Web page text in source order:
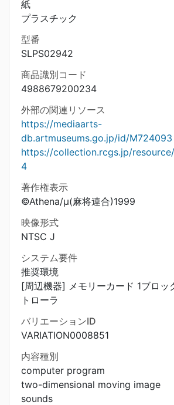
紙
プラスチック
型番
SLPS02942
商品識別コード
4988679200234
外部の関連リソース
https://mediaarts-
db.artmuseums.go.jp/id/M724093
https://collection.rcgs.jp/
4
著作権表示
©Athena/μ(麻将連合)1999
映像形式
NTSC J
システム要件
推奨環境
[周辺機器] メモリーカード 1ブロッ
トローラ
バリエーションID
VARIATION0008851
内容種別
computer program
two-dimensional moving image
sounds